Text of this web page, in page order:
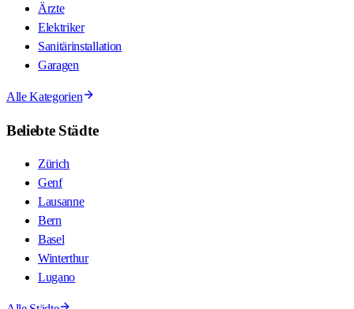
Ärzte
Elektriker
Sanitärinstallation
Garagen
Alle Kategorien
Beliebte Städte
Zürich
Genf
Lausanne
Bern
Basel
Winterthur
Lugano